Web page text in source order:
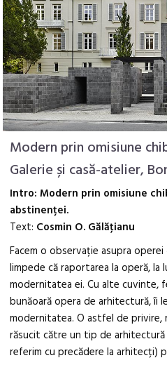
Modern prin omisiune
Galerie și casă-atelier,
Intro: Modern prin omisiune
abstinenței.
Text: Cosmin O. Gălăţianu
Facem o observație asupra
limpede că raportarea la operă, la
modernitatea ei. Cu alte cuvinte,
bunăoară opera de arhitectură, îi
modernitatea. O astfel de privire,
răsucit către un tip de arhitectură
referim cu precădere la arhitecți)